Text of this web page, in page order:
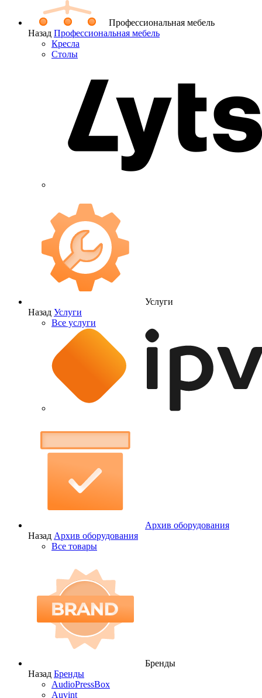
Профессиональная мебель
Назад Профессиональная мебель
Кресла
Столы
Услуги
Назад Услуги
Все услуги
Архив оборудования
Назад Архив оборудования
Все товары
Бренды
Назад Бренды
AudioPressBox
Auvint